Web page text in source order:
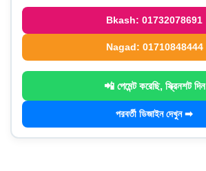
Bkash: 01732078691
Nagad: 01710848444
📲 পেমেন্ট করেছি, স্ক্রিনশট দিন
পরবর্তী ডিজাইন দেখুন ➡